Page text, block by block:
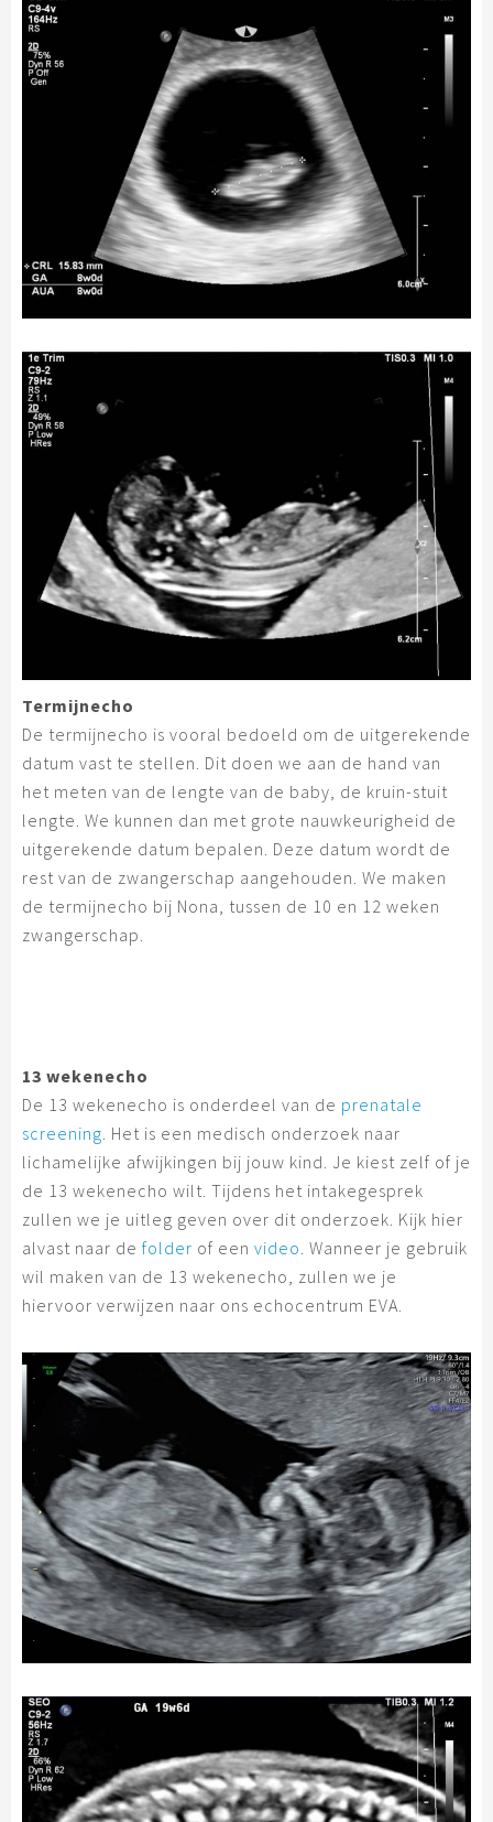
Termijnecho
De termijnecho is vooral bedoeld om de uitgerekende
datum vast te stellen. Dit doen we aan de hand van
het meten van de lengte van de baby, de kruin-stuit
lengte. We kunnen dan met grote nauwkeurigheid de
uitgerekende datum bepalen. Deze datum wordt de
rest van de zwangerschap aangehouden. We maken
de termijnecho bij Nona, tussen de 10 en 12 weken
zwangerschap.
13 wekenecho
De 13 wekenecho is onderdeel van de prenatale
screening . Het is een medisch onderzoek naar
lichamelijke afwijkingen bij jouw kind. Je kiest zelf of je
de 13 wekenecho wilt. Tijdens het intakegesprek
zullen we je uitleg geven over dit onderzoek. Kijk hier
alvast naar de folder of een video . Wanneer je gebruik
wil maken van de 13 wekenecho, zullen we je
hiervoor verwijzen naar ons echocentrum EVA.